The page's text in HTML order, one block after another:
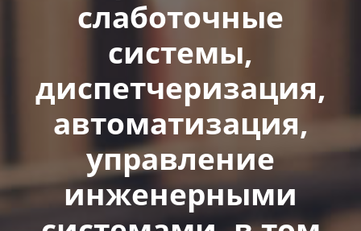
слаботочные
системы,
диспетчеризация,
автоматизация,
управление
инженерными